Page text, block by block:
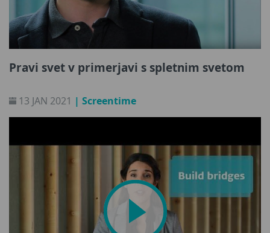
Pravi svet v primerjavi s spletnim svetom
13 JAN 2021 | Screentime